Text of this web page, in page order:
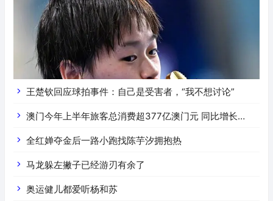
王楚钦回应球拍事件：自己是受害者，“我不想讨论”
澳门今年上半年旅客总消费超377亿澳门元 同比增长
16.4%
全红婵夺金后一路小跑找陈芋汐拥抱热
马龙躲左撇子已经游刃有余了
奥运健儿都爱听杨和苏